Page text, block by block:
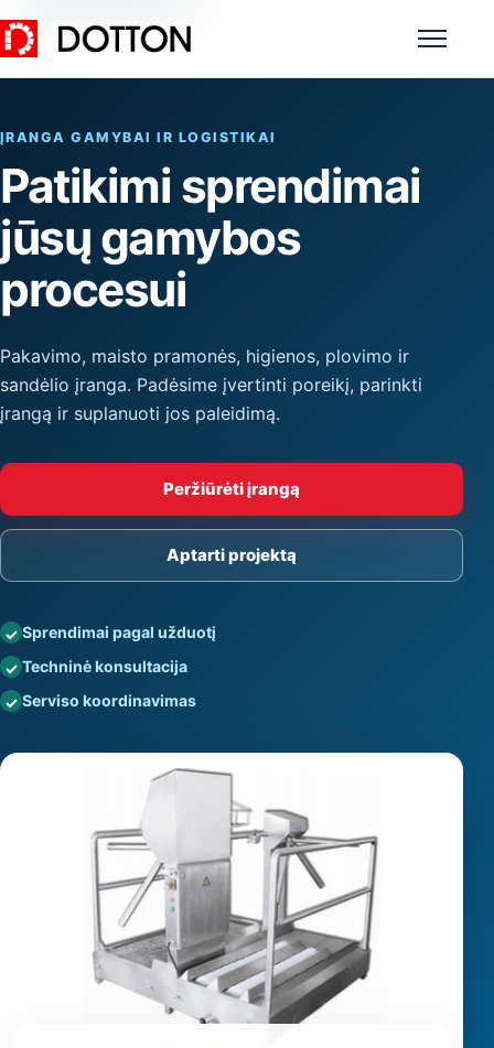
ĮRANGA GAMYBAI IR LOGISTIKAI
Patikimi sprendimai
jūsų gamybos
procesui
Pakavimo, maisto pramonės, higienos, plovimo ir
sandėlio įranga. Padėsime įvertinti poreikį, parinkti
įrangą ir suplanuoti jos paleidimą.
Peržiūrėti įrangą
Aptarti projektą
Sprendimai pagal užduotį
Techninė konsultacija
Serviso koordinavimas